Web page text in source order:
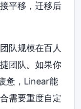
平移，迁移后
队规模在百人
团队。如果你
惫，Linear能
需要重度自定